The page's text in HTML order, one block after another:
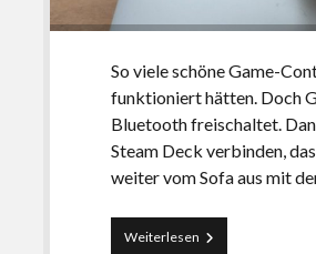
So viele schöne Game-
funktioniert hätten. Doch
Bluetooth freischaltet.
Steam Deck verbinden,
weiter vom Sofa aus mit
Weiterlesen Bluetooth